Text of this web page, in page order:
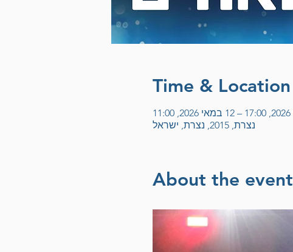
Time & Location
נצרת, 2015, נצרת, ישראל
About the event